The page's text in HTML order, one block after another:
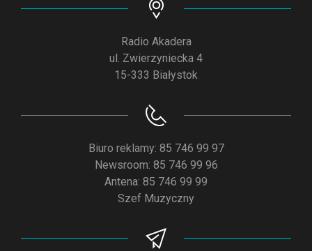
Radio Akadera
ul. Zwierzyniecka 4
15-333 Białystok
Biuro reklamy: 85 746 99 97
Newsroom: 85 746 99 96
Antena: 85 746 99 99
Szef Muzyczny